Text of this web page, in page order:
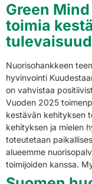
Green
toimia
Nuorisohankkeen
hyvinvointi
on vahvistaa
Vuoden 2025
kestävän kehityksen
kehityksen ja mielen
toteutetaan
alueemme
toimijoiden kanssa.